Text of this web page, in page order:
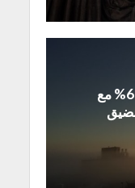
خام غرب تكساس يهبط 6% مع